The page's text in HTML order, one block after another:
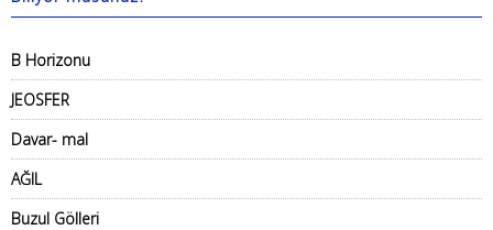
B Horizonu
JEOSFER
Davar- mal
AĞIL
Buzul Gölleri